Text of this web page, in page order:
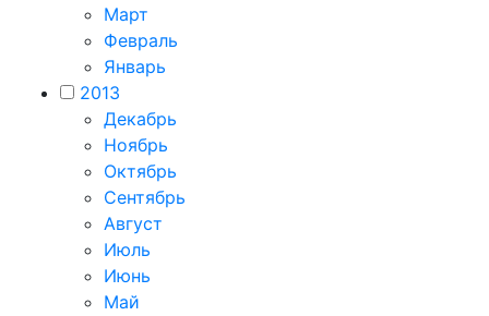
Март
Февраль
Январь
2013
Декабрь
Ноябрь
Октябрь
Сентябрь
Август
Июль
Июнь
Май